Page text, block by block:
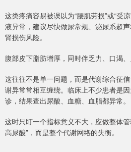
这类疼痛容易被误以为“腰肌劳损”或“受
液异常，建议尽快做尿常规、泌尿系超
肾损伤风险。
腹部皮下脂肪增厚，同时伴乏力、口渴
这往往不是单一问题，而是代谢综合征
谢异常常相互缠绕。临床上不少患者是
诊，结果查出尿酸、血糖、血脂都异常。
这时只盯一个指标意义不大，应做整体
高尿酸”，而是整个代谢网络的失衡。